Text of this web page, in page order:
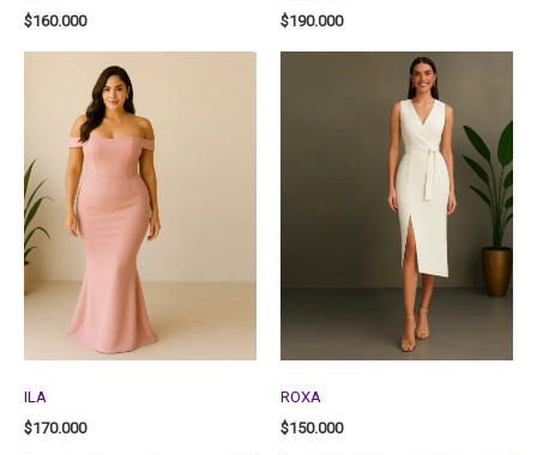
$160.000
$190.000
ILA
$170.000
ROXA
$150.000